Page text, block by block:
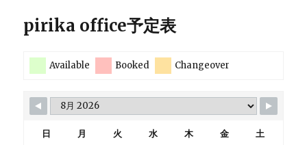
pirika office予定表
Available Booked Changeover
日 月 火 水 木 金 土